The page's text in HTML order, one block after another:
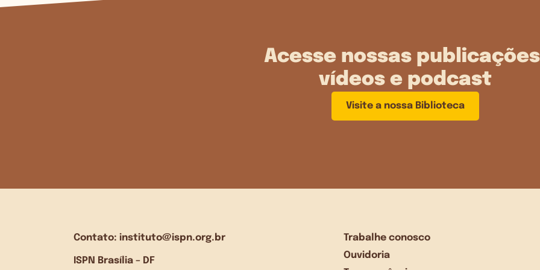
Acesse nossas
vídeos e podcast
Visite a nossa Biblioteca
Contato: instituto@ispn.org.br
ISPN Brasília – DF
Trabalhe conosco
Ouvidoria